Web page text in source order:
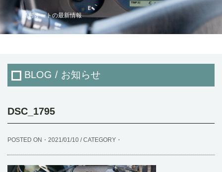
島村オートの最新情報
BLOG / お知らせ
DSC_1795
POSTED ON・2021/01/10 / CATEGORY・